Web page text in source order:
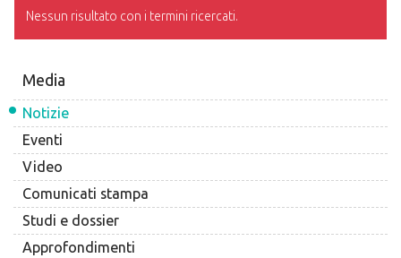
Media
Notizie
Eventi
Video
Comunicati stampa
Studi e dossier
Approfondimenti
Nessun risultato con i termini ricercati.